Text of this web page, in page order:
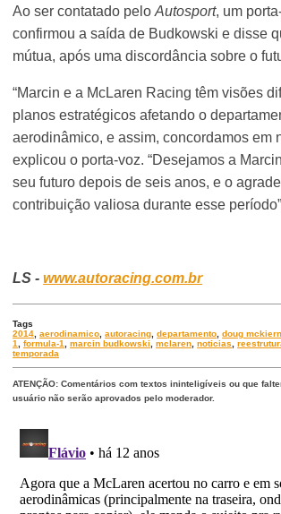
Ao ser contatado peloAutosport, um
confirmou a saída de Budkowski e disse
mútua, após uma discordância sobre o
“Marcin e a McLaren Racing têm visões
planos estratégicos afetando o
aerodinâmico, e assim, concordamos em
explicou o porta-voz. “Desejamos a
seu futuro depois de seis anos, e o
contribuição valiosa durante esse
LS -www.autoracing.com.br
Tags
2014,aerodinamico,autoracing,departamento,doug
1,formula-1,marcin budkowski,mclaren,noticias,
temporada
ATENÇÃO: Comentários com textos ininteligíveis ou que
usuário não serão aprovados pelo moderador.